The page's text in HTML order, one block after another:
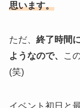
思います。
ただ、 終了時間
ようなので、
こ
(笑)
イベント初日と